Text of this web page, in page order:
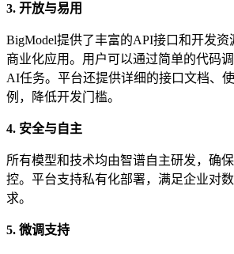
3. 开放与易用
BigModel提供了丰富的API接口和开发资
商业化应用。用户可以通过简单的代码
AI任务。平台还提供详细的接口文档、
例，降低开发门槛。
4. 安全与自主
所有模型和技术均由智谱自主研发，确
控。平台支持私有化部署，满足企业对
求。
5. 微调支持